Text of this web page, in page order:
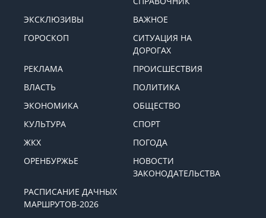
ЭКСКЛЮЗИВЫ
ВАЖНОЕ
ГОРОСКОП
СИТУАЦИЯ НА
ДОРОГАХ
РЕКЛАМА
ПРОИСШЕСТВИЯ
ВЛАСТЬ
ПОЛИТИКА
ЭКОНОМИКА
ОБЩЕСТВО
КУЛЬТУРА
СПОРТ
ЖКХ
ПОГОДА
ОРЕНБУРЖЬЕ
НОВОСТИ
ЗАКОНОДАТЕЛЬСТВА
РАСПИСАНИЕ ДАЧНЫХ
МАРШРУТОВ-2026